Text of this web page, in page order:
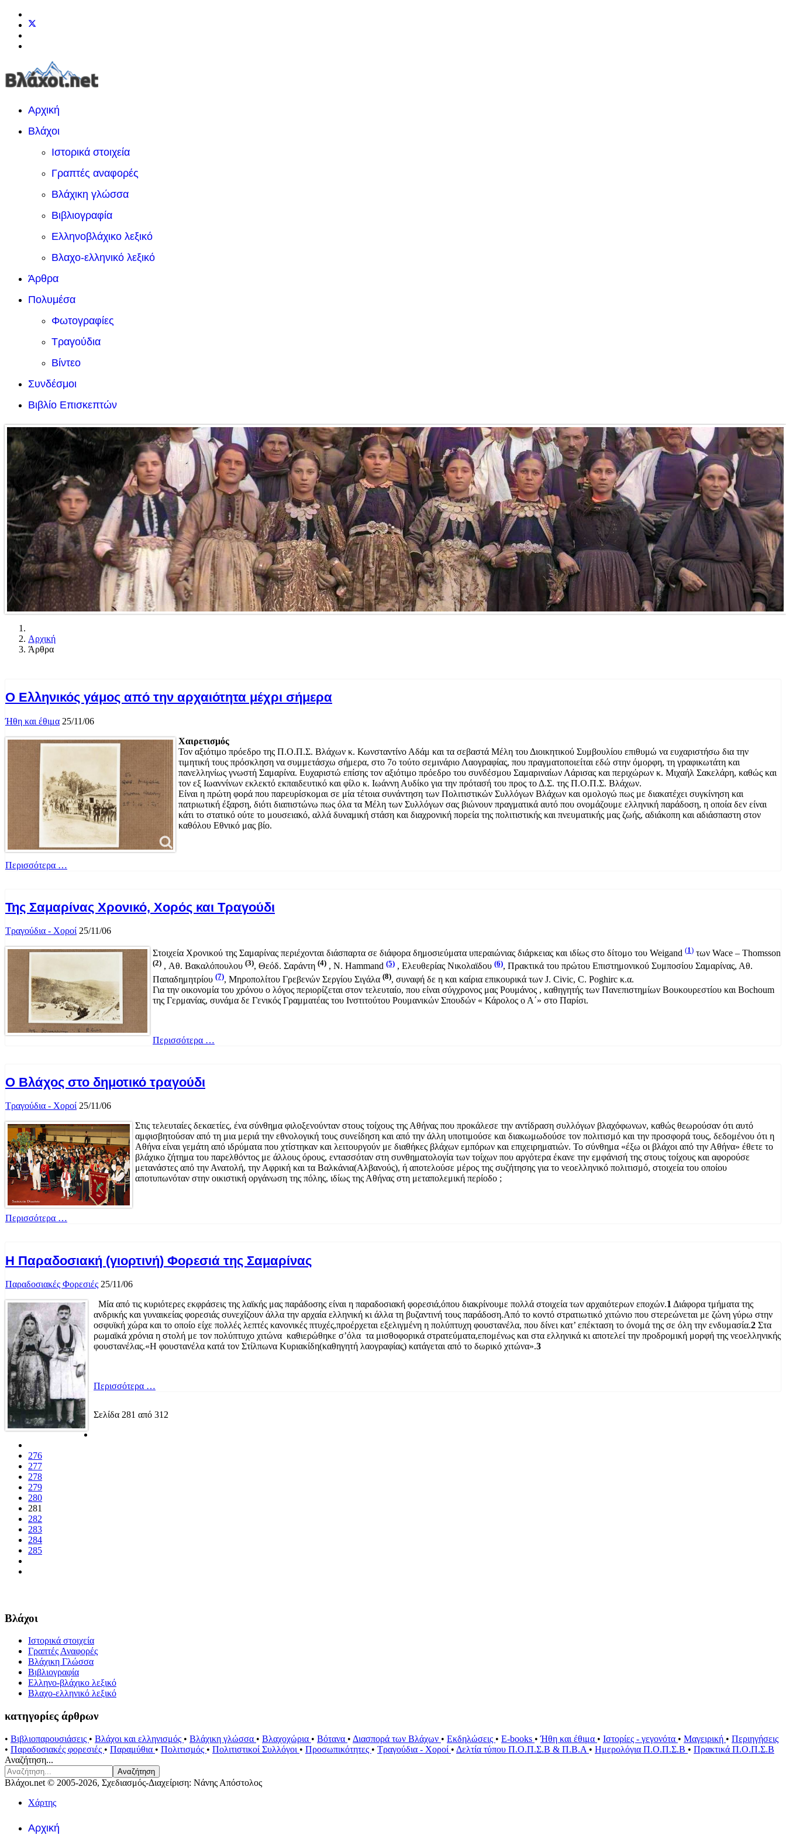
Αρχική
Βλάχοι
Ιστορικά στοιχεία
Γραπτές αναφορές
Βλάχικη γλώσσα
Βιβλιογραφία
Ελληνοβλάχικο λεξικό
Βλαχο-ελληνικό λεξικό
Άρθρα
Πολυμέσα
Φωτογραφίες
Τραγούδια
Βίντεο
Συνδέσμοι
Βιβλίο Επισκεπτών
Αρχική
Άρθρα
Ο Ελληνικός γάμος από την αρχαιότητα μέχρι σήμερα
Ήθη και έθιμα 25/11/06
Χαιρετισμός
Τον αξιότιμο πρόεδρο της Π.Ο.Π.Σ. Βλάχων κ. Κωνσταντίνο Αδάμ και τα σεβαστά Μέλη του Διοικητικού Συμβουλίου επιθυμώ να ευχαριστήσω δια την
τιμητική τους πρόσκληση να συμμετάσχω σήμερα, στο 7ο τούτο σεμινάριο Λαογραφίας, που πραγματοποιείται εδώ στην όμορφη, τη γραφικωτάτη και
πανελληνίως γνωστή Σαμαρίνα. Ευχαριστώ επίσης τον αξιότιμο πρόεδρο του συνδέσμου Σαμαριναίων Λάρισας και περιχώρων κ. Μιχαήλ Σακελάρη, καθώς και
τον εξ Ιωαννίνων εκλεκτό εκπαιδευτικό και φίλο κ. Ιωάννη Αυδίκο για την πρότασή του προς το Δ.Σ. της Π.Ο.Π.Σ. Βλάχων.
Είναι η πρώτη φορά που παρευρίσκομαι σε μία τέτοια συνάντηση των Πολιτιστικών Συλλόγων Βλάχων και ομολογώ πως με διακατέχει συγκίνηση και
πατριωτική έξαρση, διότι διαπιστώνω πως όλα τα Μέλη των Συλλόγων σας βιώνουν πραγματικά αυτό που ονομάζουμε ελληνική παράδοση, η οποία δεν είναι
κάτι το στατικό ούτε το μουσειακό, αλλά δυναμική στάση και διαχρονική πορεία της πολιτιστικής και πνευματικής μας ζωής, αδιάκοπη και αδιάσπαστη στον
καθόλου Εθνικό μας βίο.
Περισσότερα …
Της Σαμαρίνας Χρονικό, Χορός και Τραγούδι
Τραγούδια - Χοροί 25/11/06
Στοιχεία Χρονικού της Σαμαρίνας περιέχονται διάσπαρτα σε διάφορα δημοσιεύματα υπεραιώνιας διάρκειας και ιδίως στο δίτομο του Weigand (1) των Wace – Thomsson
(2) , Αθ. Βακαλόπουλου (3), Θεόδ. Σαράντη (4) , Ν. Hammand (5) , Ελευθερίας Νικολαϊδου (6), Πρακτικά του πρώτου Επιστημονικού Συμποσίου Σαμαρίνας, Αθ.
Παπαδημητρίου (7), Μηροπολίτου Γρεβενών Σεργίου Σιγάλα (8), συναφή δε η και καίρια επικουρικά των J. Civic, C. Poghirc κ.α.
Για την οικονομία του χρόνου ο λόγος περιορίζεται στον τελευταίο, που είναι σύγχρονος μας Ρουμάνος , καθηγητής των Πανεπιστημίων Βουκουρεστίου και Bochoum
της Γερμανίας, συνάμα δε Γενικός Γραμματέας του Ινστιτούτου Ρουμανικών Σπουδών « Κάρολος ο Α΄» στο Παρίσι.
Περισσότερα …
Ο Βλάχος στο δημοτικό τραγούδι
Τραγούδια - Χοροί 25/11/06
Στις τελευταίες δεκαετίες, ένα σύνθημα φιλοξενούνταν στους τοίχους της Αθήνας που προκάλεσε την αντίδραση συλλόγων βλαχόφωνων, καθώς θεωρούσαν ότι αυτό
αμφισβητούσαν από τη μια μεριά την εθνολογική τους συνείδηση και από την άλλη υποτιμούσε και διακωμωδούσε τον πολιτισμό και την προσφορά τους, δεδομένου ότι η
Αθήνα είναι γεμάτη από ιδρύματα που χτίστηκαν και λειτουργούν με διαθήκες βλάχων εμπόρων και επιχειρηματιών. Το σύνθημα «έξω οι βλάχοι από την Αθήνα» έθετε το
βλάχικο ζήτημα του παρελθόντος με άλλους όρους, εντασσόταν στη συνθηματολογία των τοίχων που αργότερα έκανε την εμφάνισή της στους τοίχους και αφορούσε
μετανάστες από την Ανατολή, την Αφρική και τα Βαλκάνια(Αλβανούς), ή αποτελούσε μέρος της συζήτησης για το νεοελληνικό πολιτισμό, στοιχεία του οποίου
αποτυπωνόταν στην οικιστική οργάνωση της πόλης, ιδίως της Αθήνας στη μεταπολεμική περίοδο ;
Περισσότερα …
Η Παραδοσιακή (γιορτινή) Φορεσιά της Σαμαρίνας
Παραδοσιακές Φορεσιές 25/11/06
Μία από τις κυριότερες εκφράσεις της λαϊκής μας παράδοσης είναι η παραδοσιακή φορεσιά,όπου διακρίνουμε πολλά στοιχεία των αρχαιότερων εποχών.1 Διάφορα τμήματα της
ανδρικής και γυναικείας φορεσιάς συνεχίζουν άλλα την αρχαία ελληνική κι άλλα τη βυζαντινή τους παράδοση.Από το κοντό στρατιωτικό χιτώνιο που στερεώνεται με ζώνη γύρω στην
οσφυϊκή χώρα και το οποίο είχε πολλές λεπτές κανονικές πτυχές,προέρχεται εξελιγμένη η πολύπτυχη φουστανέλα, που δίνει κατ’ επέκταση το όνομά της σε όλη την ενδυμασία.2 Στα
ρωμαϊκά χρόνια η στολή με τον πολύπτυχο χιτώνα καθιερώθηκε σ’όλα τα μισθοφορικά στρατεύματα,επομένως και στα ελληνικά κι αποτελεί την προδρομική μορφή της νεοελληνικής
φουστανέλας.«Η φουστανέλα κατά τον Στίλπωνα Κυριακίδη(καθηγητή λαογραφίας) κατάγεται από το δωρικό χιτώνα».3
Περισσότερα …
Σελίδα 281 από 312
276
277
278
279
280
281
282
283
284
285
Βλάχοι
Ιστορικά στοιχεία
Γραπτές Αναφορές
Βλάχικη Γλώσσα
Βιβλιογραφία
Ελληνο-βλάχικο λεξικό
Βλαχο-ελληνικό λεξικό
κατηγορίες άρθρων
• Βιβλιοπαρουσιάσεις • Βλάχοι και ελληνισμός • Βλάχικη γλώσσα • Βλαχοχώρια • Βότανα • Διασπορά των Βλάχων • Εκδηλώσεις • E-books •Ήθη και έθιμα • Ιστορίες - γεγονότα • Μαγειρική • Περιηγήσεις
• Παραδοσιακές φορεσιές • Παραμύθια • Πολιτισμός • Πολιτιστικοί Συλλόγοι • Προσωπικότητες • Τραγούδια - Χοροί • Δελτία τύπου Π.Ο.Π.Σ.Β & Π.Β.Α • Ημερολόγια Π.Ο.Π.Σ.Β • Πρακτικά Π.Ο.Π.Σ.Β
Αναζήτηση...
Αναζήτηση
Βλάχοι.net © 2005-2026, Σχεδιασμός-Διαχείριση: Νάνης Απόστολος
Χάρτης
Αρχική